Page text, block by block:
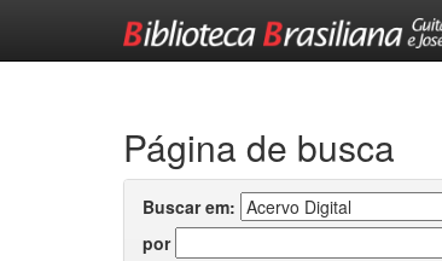
Página de busca
Buscar em:
por